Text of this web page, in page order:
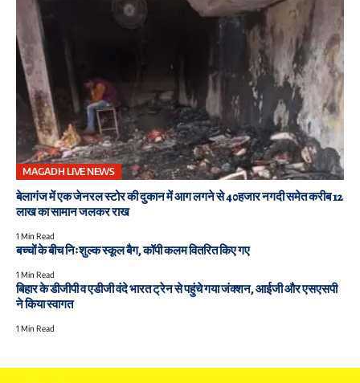
MAGADH LIVE NEWS
बेलागंज में एक जेनरल स्टोर की दुकान में आग लगने से 40हजार नगदी समेत करीब 12
लाख का सामान जलकर राख
1 Min Read
बच्चों के बीच निःशुल्क स्कूल बैग, कॉपी कलम वितरित किए गए
1 Min Read
बिहार के डीजीपी व एडीजी वंदे भारत ट्रेन से पहुंचे गया जंक्शन, आईजी और एसएसपी
ने किया स्वागत
1 Min Read